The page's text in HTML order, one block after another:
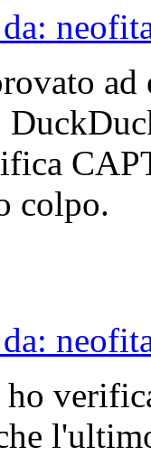
ad
colpo.